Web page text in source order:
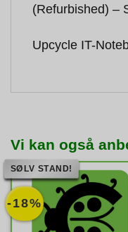
(Refurbished) –
Upcycle IT-
Vi kan også
-18%
SØLV STAND!